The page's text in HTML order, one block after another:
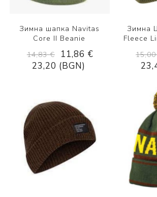
Зимна шапка Navitas
Core II Beanie
14,83 €
11,86 €
23,20 (BGN)
Зимна
Fleece